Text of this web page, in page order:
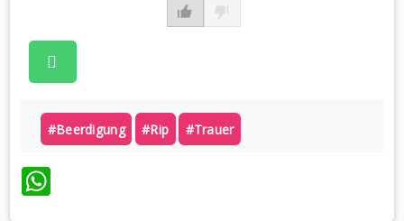
#beerdigung #rip #trauer
WhatsApp